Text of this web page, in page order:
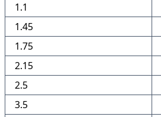
1.1
1.45
1.75
2.15
2.5
3.5